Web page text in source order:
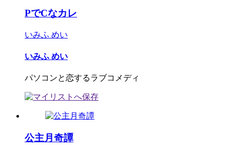
PでCなカレ
いみふ めい
いみふ めい
パソコンと恋するラブコメディ
公主月奇譚